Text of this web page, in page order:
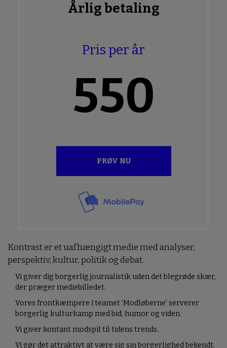
Årlig betaling
Pris per år
550
PRØV NU
Kontrast er et uafhængigt medie med analyser,
perspektiv, kultur, politik og debat.
Vi giver dig borgerlig journalistik uden det blegrøde skær,
der præger mediebilledet.
Vores frontkæmpere i teamet ’Modløberne’ serverer
borgerlig kulturkamp med bid, humor og viden.
Vi giver kontant modspil til tidens trends.
Vi gør det attraktivt at være sig sin borgerlighed bekendt.